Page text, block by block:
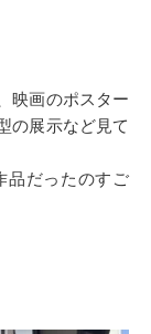
映画のポスター
の展示など見て
品だったのすご